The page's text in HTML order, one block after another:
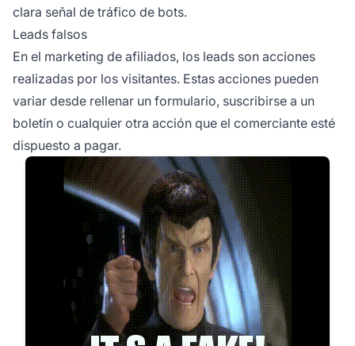
clara señal de tráfico de bots.
Leads falsos
En el marketing de afiliados, los leads son acciones
realizadas por los visitantes. Estas acciones pueden
variar desde rellenar un formulario, suscribirse a un
boletín o cualquier otra acción que el comerciante esté
dispuesto a pagar.